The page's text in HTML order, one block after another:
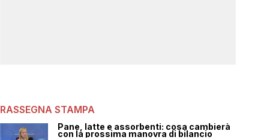
RASSEGNA STAMPA
Pane, latte e assorbenti: cosa cambierà
con la prossima manovra di bilancio